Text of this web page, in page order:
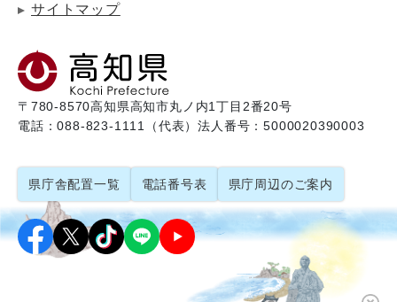
サイトマップ
〒780-8570高知県高知市丸ノ内1丁目2番20号
電話：088-823-1111（代表）法人番号：5000020390003
県庁舎配置一覧 電話番号表 県庁周辺のご案内